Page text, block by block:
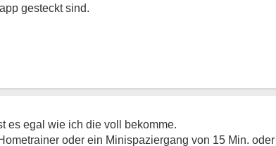
gesteckt sind.
es egal wie ich die voll bekomme.
oder ein Minispaziergang von 15 Min.